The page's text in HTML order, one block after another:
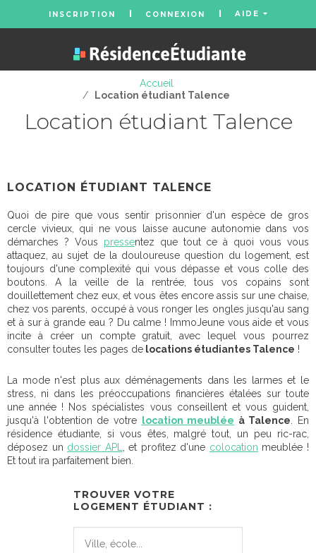
INSCRIPTION CONNEXION AIDE
Accueil
/
Location étudiant Talence
Location étudiant Talence
LOCATION ÉTUDIANT TALENCE
Quoi de pire que vous sentir prisonnier d'un espèce de gros
cercle vivieux, qui ne vous laisse aucune autonomie dans vos
démarches ? Vous pressentez que tout ce à quoi vous vous
attaquez, au sujet de la douloureuse question du logement, est
toujours d'une complexité qui vous dépasse et vous colle des
boutons. A la veille de la rentrée, tous vos copains sont
douillettement chez eux, et vous êtes encore assis sur une chaise,
chez vos parents, occupé à vous ronger les ongles jusqu'au sang
et à sur à grande eau ? Du calme ! ImmoJeune vous aide et vous
incite à créer un compte gratuit, avec lequel vous pourrez
consulter toutes les pages de locations étudiantes Talence !
La mode n'est plus aux déménagements dans les larmes et le
stress, ni dans les préoccupations financières étalées sur toute
une année ! Nos spécialistes vous conseillent et vous guident,
jusqu'à l'obtention de votre
location meublée à Talence . En
résidence étudiante, si vous êtes, malgré tout, un peu ric-rac,
déposez un dossier APL , et profitez d'une colocation meublée !
Et tout ira parfaitement bien.
TROUVER VOTRE
LOGEMENT ÉTUDIANT :